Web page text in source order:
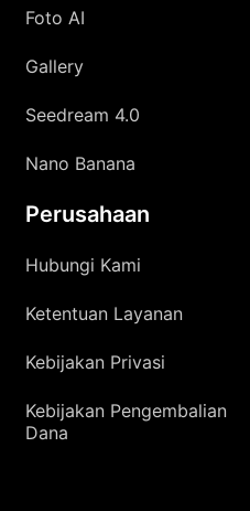
Foto AI
Gallery
Seedream 4.0
Nano Banana
Perusahaan
Hubungi Kami
Ketentuan Layanan
Kebijakan Privasi
Kebijakan Pengembalian
Dana